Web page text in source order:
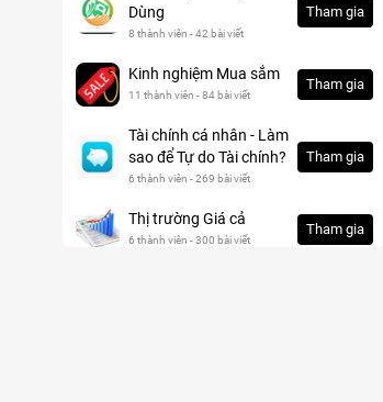
Dùng
8 thành viên - 42 bài viết
Tham gia
Kinh nghiệm Mua sắm
11 thành viên - 84 bài viết
Tham gia
Tài chính cá nhân - Làm
sao để Tự do Tài chính?
6 thành viên - 269 bài viết
Tham gia
Thị trường Giá cả
6 thành viên - 300 bài viết
Tham gia